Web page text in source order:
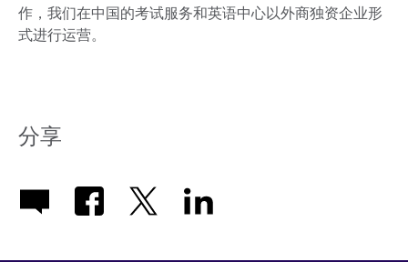
作，我们在中国的考试服务和英语中心以外商独资企业形
式进行运营。
分享